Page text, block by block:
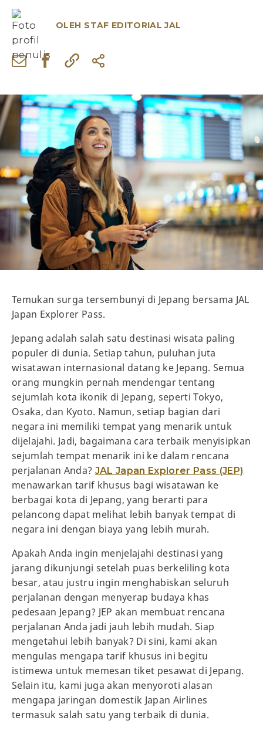
OLEH STAF EDITORIAL JAL
Temukan surga tersembunyi di Jepang bersama JAL
Japan Explorer Pass.
Jepang adalah salah satu destinasi wisata paling
populer di dunia. Setiap tahun, puluhan juta
wisatawan internasional datang ke Jepang. Semua
orang mungkin pernah mendengar tentang
sejumlah kota ikonik di Jepang, seperti Tokyo,
Osaka, dan Kyoto. Namun, setiap bagian dari
negara ini memiliki tempat yang menarik untuk
dijelajahi. Jadi, bagaimana cara terbaik menyisipkan
sejumlah tempat menarik ini ke dalam rencana
perjalanan Anda? JAL Japan Explorer Pass (JEP)
menawarkan tarif khusus bagi wisatawan ke
berbagai kota di Jepang, yang berarti para
pelancong dapat melihat lebih banyak tempat di
negara ini dengan biaya yang lebih murah.
Apakah Anda ingin menjelajahi destinasi yang
jarang dikunjungi setelah puas berkeliling kota
besar, atau justru ingin menghabiskan seluruh
perjalanan dengan menyerap budaya khas
pedesaan Jepang? JEP akan membuat rencana
perjalanan Anda jadi jauh lebih mudah. Siap
mengetahui lebih banyak? Di sini, kami akan
mengulas mengapa tarif khusus ini begitu
istimewa untuk memesan tiket pesawat di Jepang.
Selain itu, kami juga akan menyoroti alasan
mengapa jaringan domestik Japan Airlines
termasuk salah satu yang terbaik di dunia.